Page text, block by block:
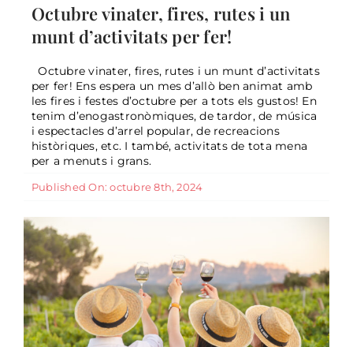
Octubre vinater, fires, rutes i un
munt d’activitats per fer!
Octubre vinater, fires, rutes i un munt d’activitats
per fer! Ens espera un mes d’allò ben animat amb
les fires i festes d’octubre per a tots els gustos! En
tenim d’enogastronòmiques, de tardor, de música
i espectacles d’arrel popular, de recreacions
històriques, etc. I també, activitats de tota mena
per a menuts i grans.
Published On: octubre 8th, 2024
Activitats de setembre 2024
General